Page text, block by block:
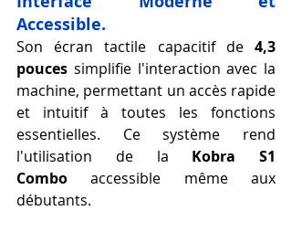
Accessible.
Son écran tactile capacitif de 4,3
pouces simplifie l'interaction avec la
machine, permettant un accès rapide
et intuitif à toutes les fonctions
essentielles. Ce système rend
l'utilisation de la Kobra S1
Combo accessible même aux
débutants.